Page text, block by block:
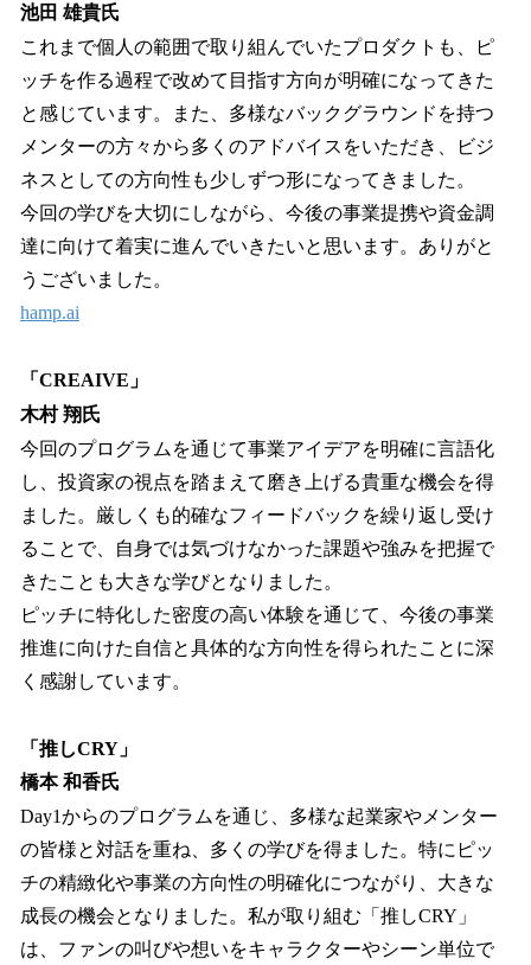
池田 雄貴氏
これまで個人の範囲で取り組んでいたプロダクトも、ピ
ッチを作る過程で改めて目指す方向が明確になってきた
と感じています。また、多様なバックグラウンドを持つ
メンターの方々から多くのアドバイスをいただき、ビジ
ネスとしての方向性も少しずつ形になってきました。
今回の学びを大切にしながら、今後の事業提携や資金調
達に向けて着実に進んでいきたいと思います。ありがと
うございました。
hamp.ai
「CREAIVE」
木村 翔氏
今回のプログラムを通じて事業アイデアを明確に言語化
し、投資家の視点を踏まえて磨き上げる貴重な機会を得
ました。厳しくも的確なフィードバックを繰り返し受け
ることで、自身では気づけなかった課題や強みを把握で
きたことも大きな学びとなりました。
ピッチに特化した密度の高い体験を通じて、今後の事業
推進に向けた自信と具体的な方向性を得られたことに深
く感謝しています。
「推しCRY」
橋本 和香氏
Day1からのプログラムを通じ、多様な起業家やメンター
の皆様と対話を重ね、多くの学びを得ました。特にピッ
チの精緻化や事業の方向性の明確化につながり、大きな
成長の機会となりました。私が取り組む「推しCRY」
は、ファンの叫びや想いをキャラクターやシーン単位で